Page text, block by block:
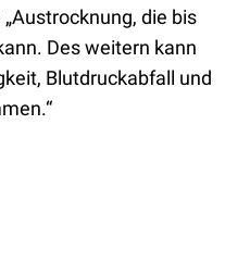
„Austrocknung, die bis
Des weitern kann
Blutdruckabfall und